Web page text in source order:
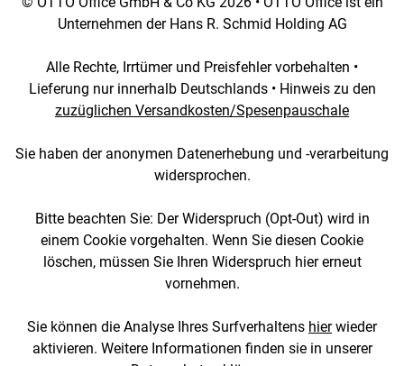
Unternehmen der Hans R. Schmid Holding AG
Alle Rechte, Irrtümer und Preisfehler vorbehalten •
Lieferung nur innerhalb Deutschlands • Hinweis zu den
zuzüglichen Versandkosten/Spesenpauschale
Sie haben der anonymen Datenerhebung und -verarbeitung
widersprochen.
Bitte beachten Sie: Der Widerspruch (Opt-Out) wird in
einem Cookie vorgehalten. Wenn Sie diesen Cookie
löschen, müssen Sie Ihren Widerspruch hier erneut
vornehmen.
Sie können die Analyse Ihres Surfverhaltens hierwieder
aktivieren. Weitere Informationen finden sie in unserer